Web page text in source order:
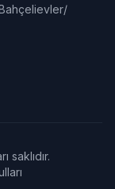
saklıdır.